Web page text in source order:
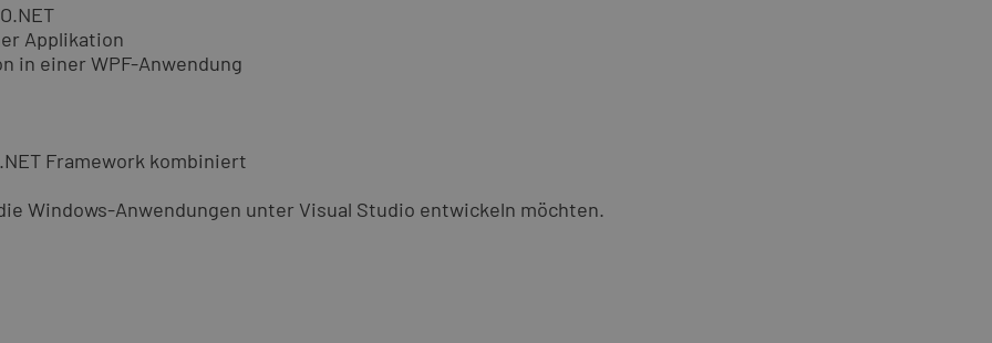
Applikation
in einer WPF-Anwendung
Framework kombiniert
Windows-Anwendungen unter Visual Studio entwickeln möchten.